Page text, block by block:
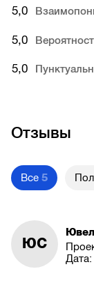
5,0
5,0
5,0
Отзывы
Все 5
ЮС
Дата: